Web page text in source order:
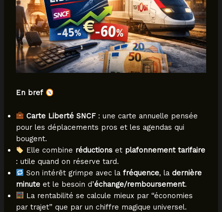
En bref
Carte Liberté SNCF: une carte annuelle pensée
pour les déplacements pros et les agendas qui
bougent.
Elle combine réductions et plafonnement tarifaire
: utile quand on réserve tard.
Son intérêt grimpe avec lafréquence, ladernière
minuteet le besoin d’échange/remboursement.
La rentabilité se calcule mieux par “économies
par trajet” que par un chiffre magique universel.